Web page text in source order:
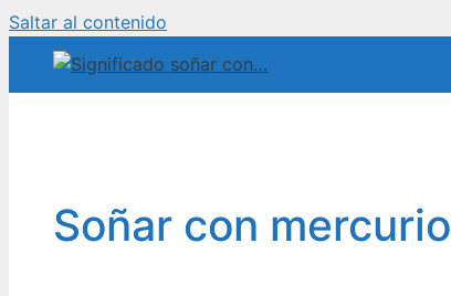
Saltar al contenido
Soñar con mercurio